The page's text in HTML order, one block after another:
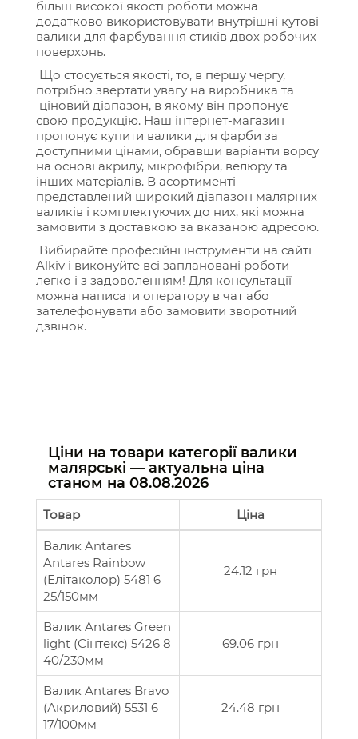
більш високої якості роботи можна
додатково використовувати внутрішні кутові
валики для фарбування стиків двох робочих
поверхонь.
Що стосується якості, то, в першу чергу,
потрібно звертати увагу на виробника та
ціновий діапазон, в якому він пропонує
свою продукцію. Наш інтернет-магазин
пропонує купити валики для фарби за
доступними цінами, обравши варіанти ворсу
на основі акрилу, мікрофібри, велюру та
інших матеріалів. В асортименті
представлений широкий діапазон малярних
валиків і комплектуючих до них, які можна
замовити з доставкою за вказаною адресою.
Вибирайте професійні інструменти на сайті
Alkiv і виконуйте всі заплановані роботи
легко і з задоволенням! Для консультації
можна написати оператору в чат або
зателефонувати або замовити зворотний
дзвінок.
Ціни на товари категорії валики
малярські — актуальна ціна
станом на 08.08.2026
Товар Ціна
Валик Antares
Antares Rainbow
(Елітаколор) 5481 6
25/150мм
24.12 грн
Валик Antares Green
light (Сінтекс) 5426 8
40/230мм
69.06 грн
Валик Antares Bravo
(Акриловий) 5531 6
17/100мм
24.48 грн